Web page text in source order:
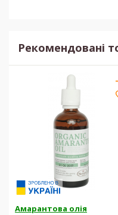
Рекомендовані
Амарантова олія